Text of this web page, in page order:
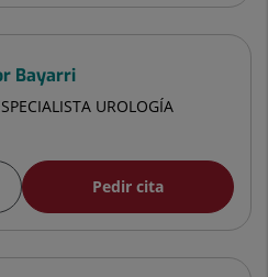
Bayarri
UROLOGÍA
Pedir cita